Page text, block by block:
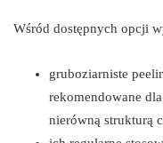
Wśród dostępnych opcji
gruboziarniste
rekomendowane
nierówną strukturą